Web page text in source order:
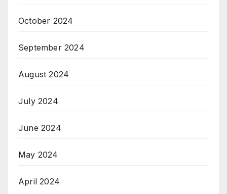
October 2024
September 2024
August 2024
July 2024
June 2024
May 2024
April 2024